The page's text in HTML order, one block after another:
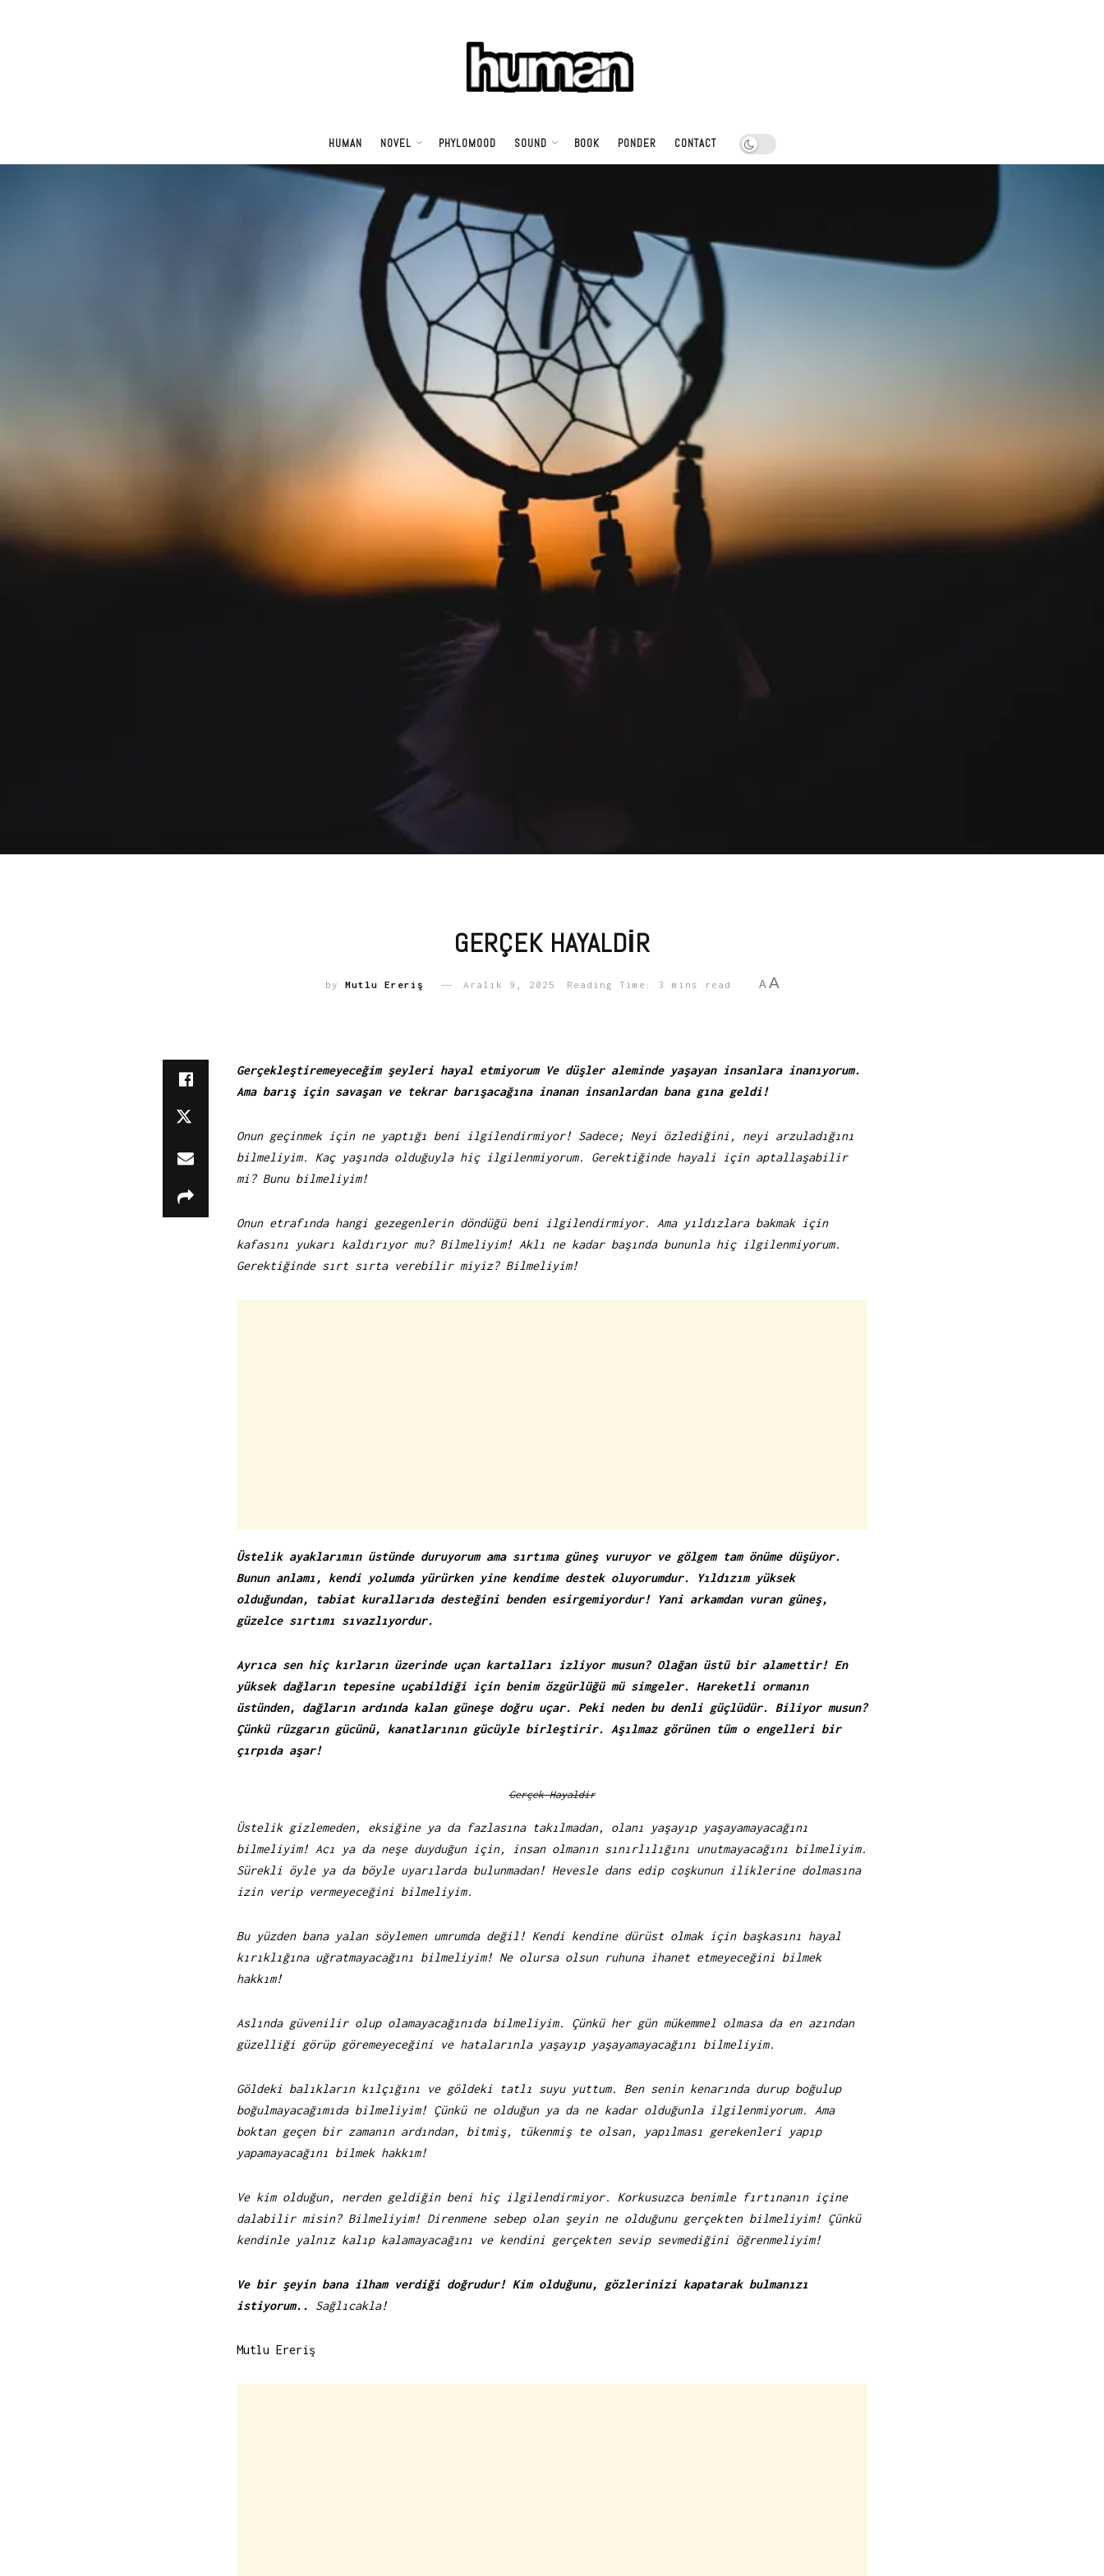
HUMAN NOVEL PHYLOMOOD SOUND BOOK PONDER CONTACT
GERÇEK HAYALDIR
by Mutlu Ereriş Aralık 9, 2025 Reading Time: 3 mins read A A
Gerçekleştiremeyeceğim şeyleri hayal etmiyorum Ve düşler aleminde yaşayan insanlara inanıyorum.
Ama barış için savaşan ve tekrar barışacağına inanan insanlardan bana gına geldi!
Onun geçinmek için ne yaptığı beni ilgilendirmiyor! Sadece; Neyi özlediğini, neyi arzuladığını
bilmeliyim. Kaç yaşında olduğuyla hiç ilgilenmiyorum. Gerektiğinde hayali için aptallaşabilir
mi? Bunu bilmeliyim!
Onun etrafında hangi gezegenlerin döndüğü beni ilgilendirmiyor. Ama yıldızlara bakmak için
kafasını yukarı kaldırıyor mu? Bilmeliyim! Aklı ne kadar başında bununla hiç ilgilenmiyorum.
Gerektiğinde sırt sırta verebilir miyiz? Bilmeliyim!
Üstelik ayaklarımın üstünde duruyorum ama sırtıma güneş vuruyor ve gölgem tam önüme düşüyor.
Bunun anlamı, kendi yolumda yürürken yine kendime destek oluyorumdur. Yıldızım yüksek
olduğundan, tabiat kurallarıda desteğini benden esirgemiyordur! Yani arkamdan vuran güneş,
güzelce sırtımı sıvazlıyordur.
Ayrıca sen hiç kırların üzerinde uçan kartalları izliyor musun? Olağan üstü bir alamettir! En
yüksek dağların tepesine uçabildiği için benim özgürlüğü mü simgeler. Hareketli ormanın
üstünden, dağların ardında kalan güneşe doğru uçar. Peki neden bu denli güçlüdür. Biliyor musun?
Çünkü rüzgarın gücünü, kanatlarının gücüyle birleştirir. Aşılmaz görünen tüm o engelleri bir
çırpıda aşar!
Gerçek Hayaldir
Üstelik gizlemeden, eksiğine ya da fazlasına takılmadan, olanı yaşayıp yaşayamayacağını
bilmeliyim! Acı ya da neşe duyduğun için, insan olmanın sınırlılığını unutmayacağını bilmeliyim.
Sürekli öyle ya da böyle uyarılarda bulunmadan! Hevesle dans edip coşkunun iliklerine dolmasına
izin verip vermeyeceğini bilmeliyim.
Bu yüzden bana yalan söylemen umrumda değil! Kendi kendine dürüst olmak için başkasını hayal
kırıklığına uğratmayacağını bilmeliyim! Ne olursa olsun ruhuna ihanet etmeyeceğini bilmek
hakkım!
Aslında güvenilir olup olamayacağınıda bilmeliyim. Çünkü her gün mükemmel olmasa da en azından
güzelliği görüp göremeyeceğini ve hatalarınla yaşayıp yaşayamayacağını bilmeliyim.
Göldeki balıkların kılçığını ve göldeki tatlı suyu yuttum. Ben senin kenarında durup boğulup
boğulmayacağımıda bilmeliyim! Çünkü ne olduğun ya da ne kadar olduğunla ilgilenmiyorum. Ama
boktan geçen bir zamanın ardından, bitmiş, tükenmiş te olsan, yapılması gerekenleri yapıp
yapamayacağını bilmek hakkım!
Ve kim olduğun, nerden geldiğin beni hiç ilgilendirmiyor. Korkusuzca benimle fırtınanın içine
dalabilir misin? Bilmeliyim! Direnmene sebep olan şeyin ne olduğunu gerçekten bilmeliyim! Çünkü
kendinle yalnız kalıp kalamayacağını ve kendini gerçekten sevip sevmediğini öğrenmeliyim!
Ve bir şeyin bana ilham verdiği doğrudur! Kim olduğunu, gözlerinizi kapatarak bulmanızı
istiyorum..
Sağlıcakla!
Mutlu Ereriş